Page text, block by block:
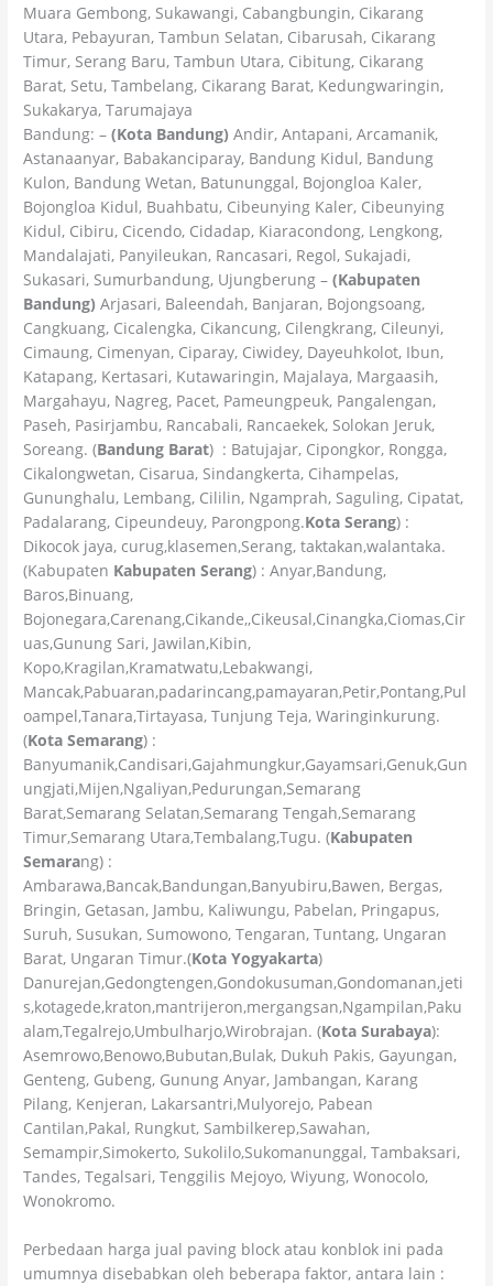
Muara Gembong, Sukawangi, Cabangbungin, Cikarang
Utara, Pebayuran, Tambun Selatan, Cibarusah, Cikarang
Timur, Serang Baru, Tambun Utara, Cibitung, Cikarang
Barat, Setu, Tambelang, Cikarang Barat, Kedungwaringin,
Sukakarya, Tarumajaya
Bandung: –(Kota Bandung) Andir, Antapani, Arcamanik,
Astanaanyar, Babakanciparay, Bandung Kidul, Bandung
Kulon, Bandung Wetan, Batununggal, Bojongloa Kaler,
Bojongloa Kidul, Buahbatu, Cibeunying Kaler, Cibeunying
Kidul, Cibiru, Cicendo, Cidadap, Kiaracondong, Lengkong,
Mandalajati, Panyileukan, Rancasari, Regol, Sukajadi,
Sukasari, Sumurbandung, Ujungberung –(Kabupaten
Bandung) Arjasari, Baleendah, Banjaran, Bojongsoang,
Cangkuang, Cicalengka, Cikancung, Cilengkrang, Cileunyi,
Cimaung, Cimenyan, Ciparay, Ciwidey, Dayeuhkolot, Ibun,
Katapang, Kertasari, Kutawaringin, Majalaya, Margaasih,
Margahayu, Nagreg, Pacet, Pameungpeuk, Pangalengan,
Paseh, Pasirjambu, Rancabali, Rancaekek, Solokan Jeruk,
Soreang. (Bandung Barat) : Batujajar, Cipongkor, Rongga,
Cikalongwetan, Cisarua, Sindangkerta, Cihampelas,
Gununghalu, Lembang, Cililin, Ngamprah, Saguling, Cipatat,
Padalarang, Cipeundeuy, Parongpong.Kota Serang) :
Dikocok jaya, curug,klasemen,Serang, taktakan,walantaka.
(Kabupaten Kabupaten Serang) : Anyar,Bandung,
Baros,Binuang,
Bojonegara,Carenang,Cikande,,Cikeusal,Cinangka,Ciomas,Cir
uas,Gunung Sari, Jawilan,Kibin,
Kopo,Kragilan,Kramatwatu,Lebakwangi,
Mancak,Pabuaran,padarincang,pamayaran,Petir,Pontang,Pul
oampel,Tanara,Tirtayasa, Tunjung Teja, Waringinkurung.
(Kota Semarang) :
Banyumanik,Candisari,Gajahmungkur,Gayamsari,Genuk,Gun
ungjati,Mijen,Ngaliyan,Pedurungan,Semarang
Barat,Semarang Selatan,Semarang Tengah,Semarang
Timur,Semarang Utara,Tembalang,Tugu. (Kabupaten
Semarang) :
Ambarawa,Bancak,Bandungan,Banyubiru,Bawen, Bergas,
Bringin, Getasan, Jambu, Kaliwungu, Pabelan, Pringapus,
Suruh, Susukan, Sumowono, Tengaran, Tuntang, Ungaran
Barat, Ungaran Timur.(Kota Yogyakarta)
Danurejan,Gedongtengen,Gondokusuman,Gondomanan,jeti
s,kotagede,kraton,mantrijeron,mergangsan,Ngampilan,Paku
alam,Tegalrejo,Umbulharjo,Wirobrajan. (Kota Surabaya):
Asemrowo,Benowo,Bubutan,Bulak, Dukuh Pakis, Gayungan,
Genteng, Gubeng, Gunung Anyar, Jambangan, Karang
Pilang, Kenjeran, Lakarsantri,Mulyorejo, Pabean
Cantilan,Pakal, Rungkut, Sambilkerep,Sawahan,
Semampir,Simokerto, Sukolilo,Sukomanunggal, Tambaksari,
Tandes, Tegalsari, Tenggilis Mejoyo, Wiyung, Wonocolo,
Wonokromo.
Perbedaan harga jual paving block atau konblok ini pada
umumnya disebabkan oleh beberapa faktor, antara lain :